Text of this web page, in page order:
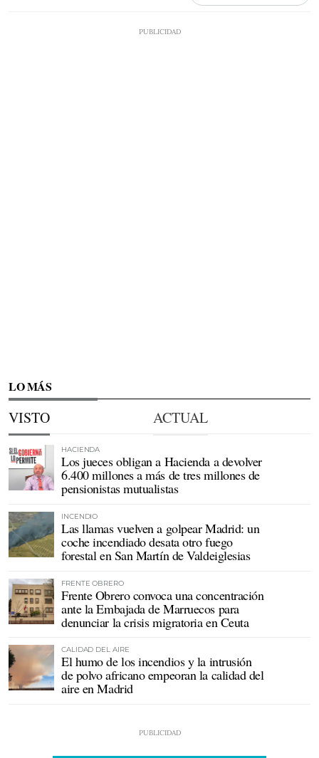
LO MÁS
VISTO ACTUAL
HACIENDA
Los jueces obligan a Hacienda a devolver
6.400 millones a más de tres millones de
pensionistas mutualistas
INCENDIO
Las llamas vuelven a golpear Madrid: un
coche incendiado desata otro fuego
forestal en San Martín de Valdeiglesias
FRENTE OBRERO
Frente Obrero convoca una concentración
ante la Embajada de Marruecos para
denunciar la crisis migratoria en Ceuta
CALIDAD DEL AIRE
El humo de los incendios y la intrusión
de polvo africano empeoran la calidad del
aire en Madrid